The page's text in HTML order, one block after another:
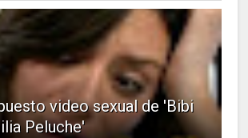
video sexual de 'Bibi
Peluche'